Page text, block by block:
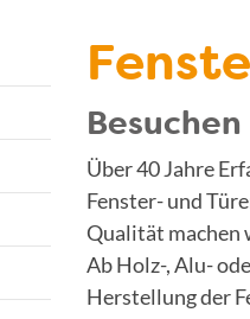
Über 40 Jahre
Fenster- und
Qualität machen
Ab Holz-, Alu-
Herstellung der